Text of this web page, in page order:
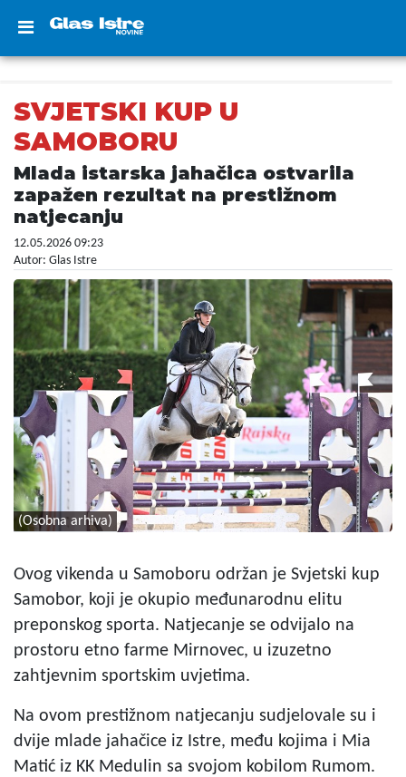
SVJETSKI KUP U
SAMOBORU
Mlada istarska jahačica ostvarila
zapažen rezultat na prestižnom
natjecanju
12.05.2026 09:23
Autor: Glas Istre
(Osobna arhiva)
Ovog vikenda u Samoboru održan je Svjetski kup
Samobor, koji je okupio međunarodnu elitu
preponskog sporta. Natjecanje se odvijalo na
prostoru etno farme Mirnovec, u izuzetno
zahtjevnim sportskim uvjetima.
Na ovom prestižnom natjecanju sudjelovale su i
dvije mlade jahačice iz Istre, među kojima i Mia
Matić iz KK Medulin sa svojom kobilom Rumom.